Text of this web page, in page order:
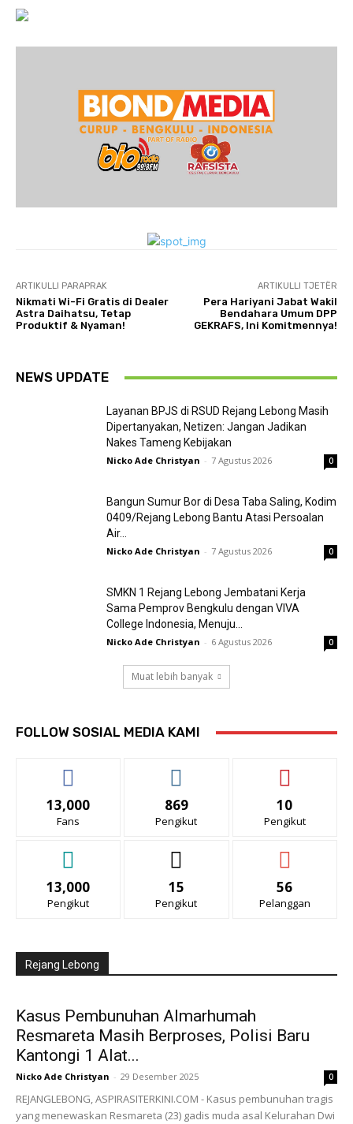
ARTIKULLI PARAPRAK
Nikmati Wi-Fi Gratis di Dealer
Astra Daihatsu, Tetap
Produktif & Nyaman!
ARTIKULLI TJETËR
Pera Hariyani Jabat Wakil
Bendahara Umum DPP
GEKRAFS, Ini Komitmennya!
NEWS UPDATE
Layanan BPJS di RSUD Rejang Lebong Masih
Dipertanyakan, Netizen: Jangan Jadikan
Nakes Tameng Kebijakan
Nicko Ade Christyan - 7 Agustus 2026 0
Bangun Sumur Bor di Desa Taba Saling, Kodim
0409/Rejang Lebong Bantu Atasi Persoalan
Air...
Nicko Ade Christyan - 7 Agustus 2026 0
SMKN 1 Rejang Lebong Jembatani Kerja
Sama Pemprov Bengkulu dengan VIVA
College Indonesia, Menuju...
Nicko Ade Christyan - 6 Agustus 2026 0
Muat lebih banyak
FOLLOW SOSIAL MEDIA KAMI
13,000
Fans
869
Pengikut
10
Pengikut
13,000
Pengikut
15
Pengikut
56
Pelanggan
Rejang Lebong
Kasus Pembunuhan Almarhumah
Resmareta Masih Berproses, Polisi Baru
Kantongi 1 Alat...
Nicko Ade Christyan - 29 Desember 2025 0
REJANGLEBONG, ASPIRASITERKINI.COM - Kasus pembunuhan tragis
yang menewaskan Resmareta (23) gadis muda asal Kelurahan Dwi